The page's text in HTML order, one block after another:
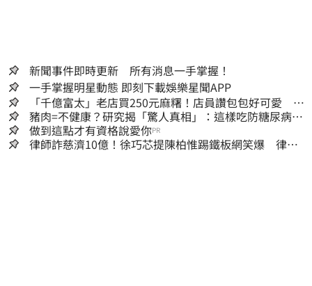
新聞事件即時更新 所有消息一手掌握！
一手掌握明星動態 即刻下載娛樂星聞APP
「千億富太」老店買250元麻糬！店員讚包包好可愛 笑
回：我自己做的
豬肉=不健康？研究揭「驚人真相」：這樣吃防糖尿病、
降膽固醇
做到這點才有資格說愛你PR
律師詐慈濟10億！徐巧芯提陳柏惟踢鐵板網笑爆 律師